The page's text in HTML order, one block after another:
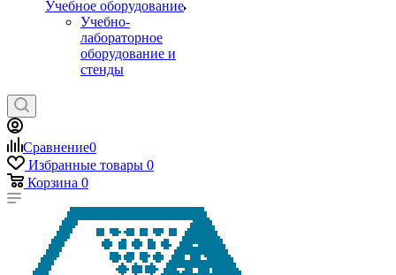
Учебное оборудование
Учебно-
лабораторное
оборудование и
стенды
Сравнение0
Избранные товары 0
Корзина 0